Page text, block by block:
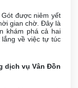
được niêm yết
gian chờ. Đây là
khám phá cả hai
về việc tự túc
dịch vụ Vân Đồn